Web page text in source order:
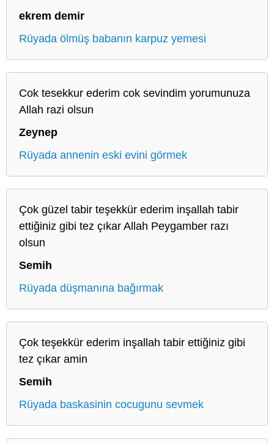
ekrem demir
Rüyada ölmüş babanın karpuz yemesi
Cok tesekkur ederim cok sevindim yorumunuza
Allah razi olsun
Zeynep
Rüyada annenin eski evini görmek
Çok güzel tabir teşekkür ederim inşallah tabir
ettiğiniz gibi tez çıkar Allah Peygamber razı
olsun
Semih
Rüyada düşmanına bağırmak
Çok teşekkür ederim inşallah tabir ettiğiniz gibi
tez çıkar amin
Semih
Rüyada baskasinin cocugunu sevmek